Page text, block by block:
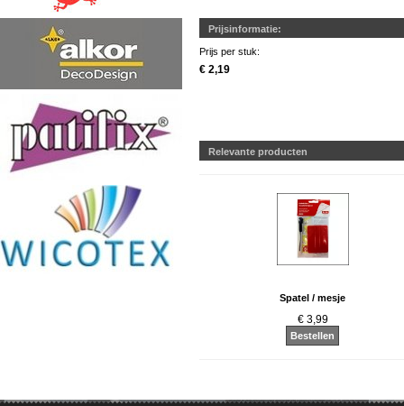
Prijsinformatie:
Prijs per stuk:
€ 2,19
Relevante producten
Spatel / mesje
€ 3,99
Bestellen